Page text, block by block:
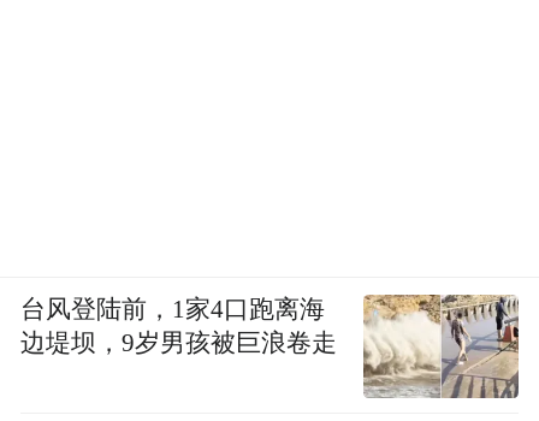
台风登陆前，1家4口跑离海
边堤坝，9岁男孩被巨浪卷走